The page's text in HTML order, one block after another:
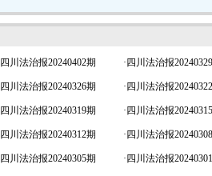
四川法治报20240402期 · 四川法治报
四川法治报20240326期 · 四川法治报
四川法治报20240319期 · 四川法治报
四川法治报20240312期 · 四川法治报
四川法治报20240305期 · 四川法治报